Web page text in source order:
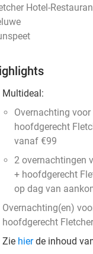
Hotel-
Multideal:
Overnachting
hoofdgerecht
vanaf €99
2 overnachtingen
+ hoofdgerecht
op dag van
Overnachting(en)
hoofdgerecht
Zie hierde inhoud